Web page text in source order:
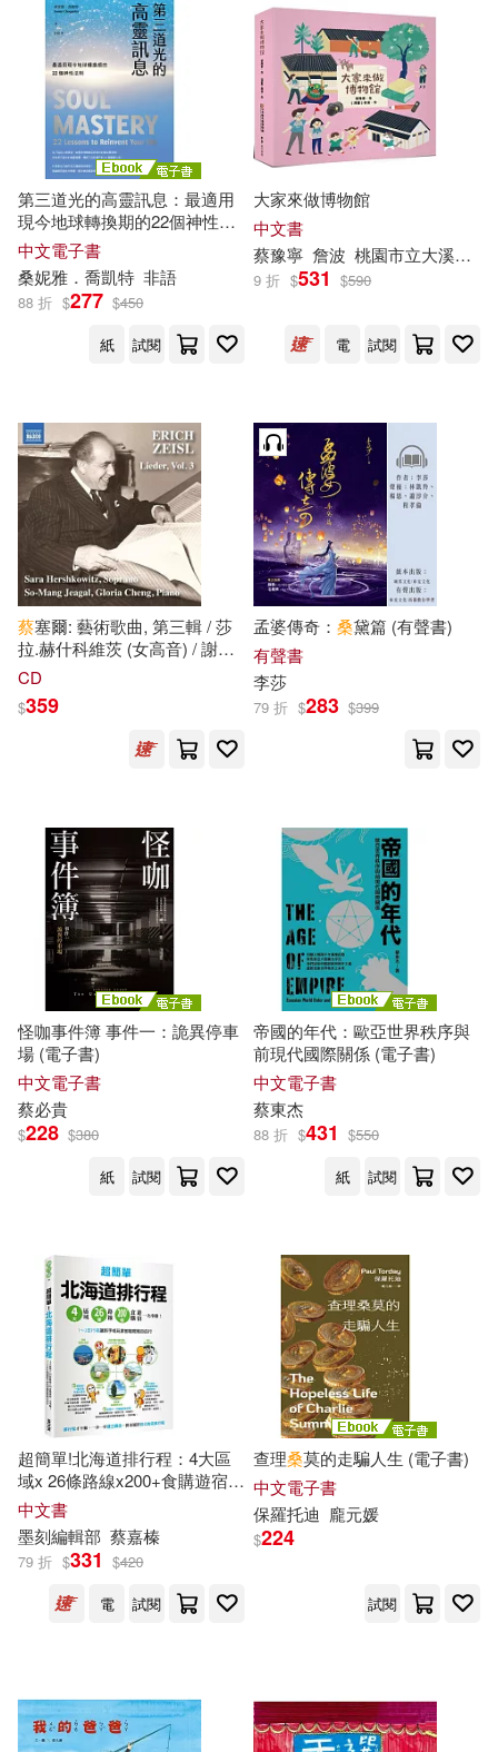
何子昌(11) 吳明修(11)
墨刻編輯部(11) 徐明洸(11)
施賢琴(11) 林伯儒(11)
桑佳あさ(11) 澀谷純子(11)
蔡先金(11) 蔡克(11)
蔡嘉榛(11) 蔡墩銘(11)
蔡孟哲(11) 蔡東(11)
蘇大成(11) 陳羿貞(11)
岑澎維(10) 御堂ユラギ(10)
曾翔(10) 桑原水菜(10)
池畑裕介(10) 沈品汝(10)
洪林梅華(10) 洪渟嵐(10)
洪渟嵐、施建忠、洪林梅華、高成
吉、蔡金水、謝美玉、見維巴里(1
0)
蔡侑樺(10) 蔡凱宙(10)
蔡向紅（主編）(10)
蔡宗陽(10) 蔡富強(10)
蔡新樂(10) 蔡經緯(10)
蔡聰明(10)
謝美玉(10) 鄒敦怜(10)
中國醫藥科技出版社(31)
二十一世紀出版社(31)
人民出版社(31)
國立臺灣美術館(31)
小魯文化(31) 高寶(31)
上海三聯書店(30) 小兵(30)
作家出版社(29)
北京聯合出版公司(29)
方言文化(29)
目川文化數位股份有限公司(29)
禾馬(29) 自由之丘(29)
財團法人國語日報社(29)
釀出版(29)
中國農業科學技術出版社(28)
北京理工大學出版社(28)
國防工業出版社(28)
江蘇鳳凰文藝出版社(28)
湖北美術出版社(28)
華語教學出版社(28)
中國盲文出版社(27)
天地圖書(27)
湖南美術出版社(26)
第三道光的高靈訊息：最適用
現今地球轉換期的22個神性法
則 (電子書)
中文電子書
桑妮雅．喬凱特 非語
88 折 $277 $450
紙
試閱
大家來做博物館
中文書
蔡豫寧 詹波 桃園市立大溪木藝生態博物館
9 折 $531 $590
電 試閱
蔡塞爾: 藝術歌曲, 第三輯 / 莎
拉.赫什科維茨 (女高音) / 謝昭
潢 (鋼琴) / 格洛麗亞.鄭 (鋼琴)
Hershkowitz (soprano), So-
Mang Jeagal (piano), Gloria
CD
$359
孟婆傳奇： 桑黛篇 (有聲書)
有聲書
李莎
79 折 $283 $399
怪咖事件簿 事件一：詭異停車
場 (電子書)
中文電子書
蔡必貴
$228 $380
紙
試閱
帝國的年代：歐亞世界秩序與
前現代國際關係 (電子書)
中文電子書
蔡東杰
88 折 $431 $550
紙
試閱
超簡單!北海道排行程：4大區
域x 26條路線x200+食購遊宿一
次串聯!1~2日行程讓新手或玩
家都能輕鬆自由行
中文書
墨刻編輯部 蔡嘉榛
79 折 $331 $420
電
試閱
查理桑莫的走騙人生 (電子書)
中文電子書
保羅托迪 龐元媛
$224
試閱